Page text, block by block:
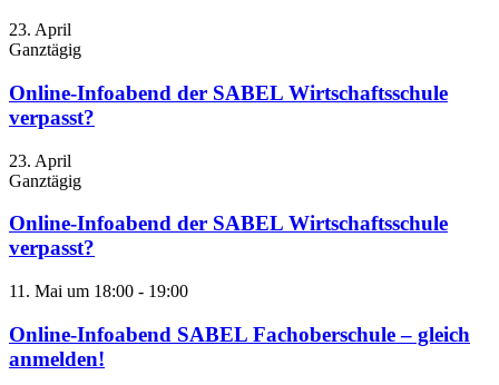
23. April
Ganztägig
Online-Infoabend der SABEL Wirtschaftsschule
verpasst?
23. April
Ganztägig
Online-Infoabend der SABEL Wirtschaftsschule
verpasst?
11. Mai um 18:00 - 19:00
Online-Infoabend SABEL Fachoberschule – gleich
anmelden!